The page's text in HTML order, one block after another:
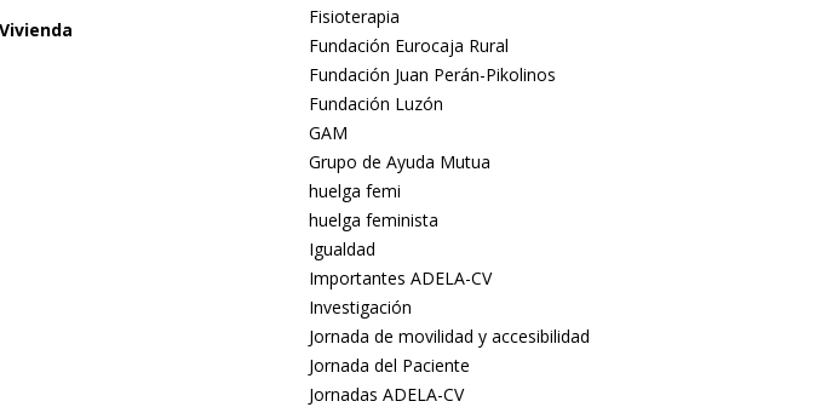
Fisioterapia
Fundación Eurocaja Rural
Fundación Juan Perán-Pikolinos
Fundación Luzón
GAM
Grupo de Ayuda Mutua
huelga femi
huelga feminista
Igualdad
Importantes ADELA-CV
Investigación
Jornada de movilidad y accesibilidad
Jornada del Paciente
Jornadas ADELA-CV